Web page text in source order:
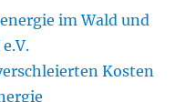
im Wald und
Kosten